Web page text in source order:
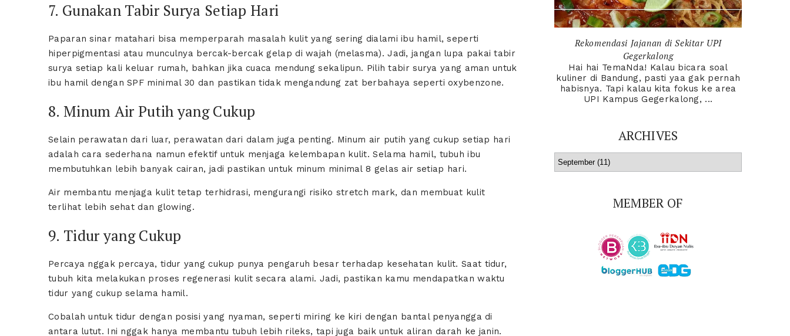
7. Gunakan Tabir Surya Setiap Hari
Paparan sinar matahari bisa memperparah masalah kulit yang sering dialami ibu hamil, seperti
hiperpigmentasi atau munculnya bercak-bercak gelap di wajah (melasma). Jadi, jangan lupa pakai tabir
surya setiap kali keluar rumah, bahkan jika cuaca mendung sekalipun. Pilih tabir surya yang aman untuk
ibu hamil dengan SPF minimal 30 dan pastikan tidak mengandung zat berbahaya seperti oxybenzone.
8. Minum Air Putih yang Cukup
Selain perawatan dari luar, perawatan dari dalam juga penting. Minum air putih yang cukup setiap hari
adalah cara sederhana namun efektif untuk menjaga kelembapan kulit. Selama hamil, tubuh ibu
membutuhkan lebih banyak cairan, jadi pastikan untuk minum minimal 8 gelas air setiap hari.
Air membantu menjaga kulit tetap terhidrasi, mengurangi risiko stretch mark, dan membuat kulit
terlihat lebih sehat dan glowing.
9. Tidur yang Cukup
Percaya nggak percaya, tidur yang cukup punya pengaruh besar terhadap kesehatan kulit. Saat tidur,
tubuh kita melakukan proses regenerasi kulit secara alami. Jadi, pastikan kamu mendapatkan waktu
tidur yang cukup selama hamil.
Cobalah untuk tidur dengan posisi yang nyaman, seperti miring ke kiri dengan bantal penyangga di
antara lutut. Ini nggak hanya membantu tubuh lebih rileks, tapi juga baik untuk aliran darah ke janin.
Rekomendasi Jajanan di Sekitar UPI
Gegerkalong
Hai hai TemaNda! Kalau bicara soal
kuliner di Bandung, pasti yaa gak pernah
habisnya. Tapi kalau kita fokus ke area
UPI Kampus Gegerkalong, ...
ARCHIVES
MEMBER OF